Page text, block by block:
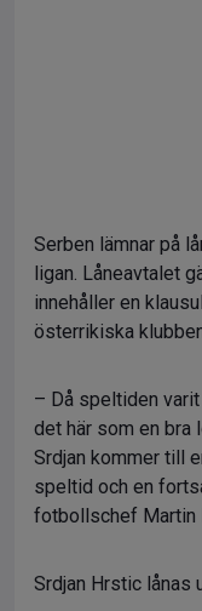
Serben lämnar på
ligan. Låneavtalet
innehåller en
österrikiska
– Då speltiden
det här som en bra
Srdjan kommer till
speltid och en
fotbollschef Martin
Srdjan Hrstic lånas